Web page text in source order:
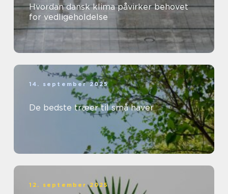
Hvordan dansk klima påvirker behovet
for vedligeholdelse
14. september 2025
De bedste træer til små haver
12. september 2025